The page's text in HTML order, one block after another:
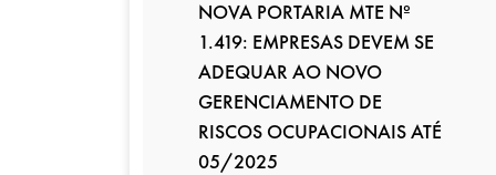
NOVA PORTARIA MTE Nº
1.419: EMPRESAS DEVEM SE
ADEQUAR AO NOVO
GERENCIAMENTO DE
RISCOS OCUPACIONAIS ATÉ
05/2025